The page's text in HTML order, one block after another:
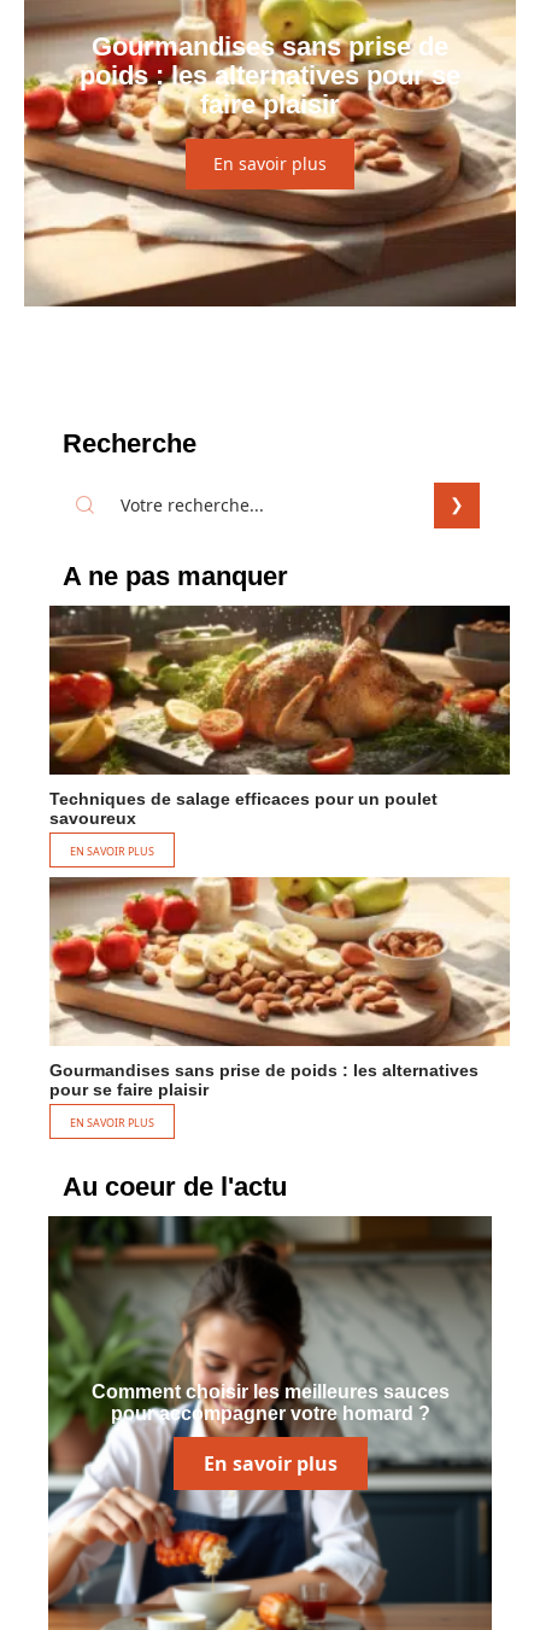
Gourmandises sans prise de
poids : les alternatives pour se
faire plaisir
En savoir plus
Recherche
A ne pas manquer
Techniques de salage efficaces pour un poulet
savoureux
EN SAVOIR PLUS
Gourmandises sans prise de poids : les alternatives
pour se faire plaisir
EN SAVOIR PLUS
Au coeur de l'actu
Comment choisir les meilleures sauces
pour accompagner votre homard ?
En savoir plus